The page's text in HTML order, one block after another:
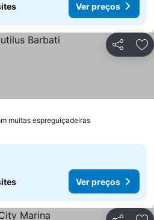
Ver preços
Partilhar
muitas espreguiçadeiras
Ver preços